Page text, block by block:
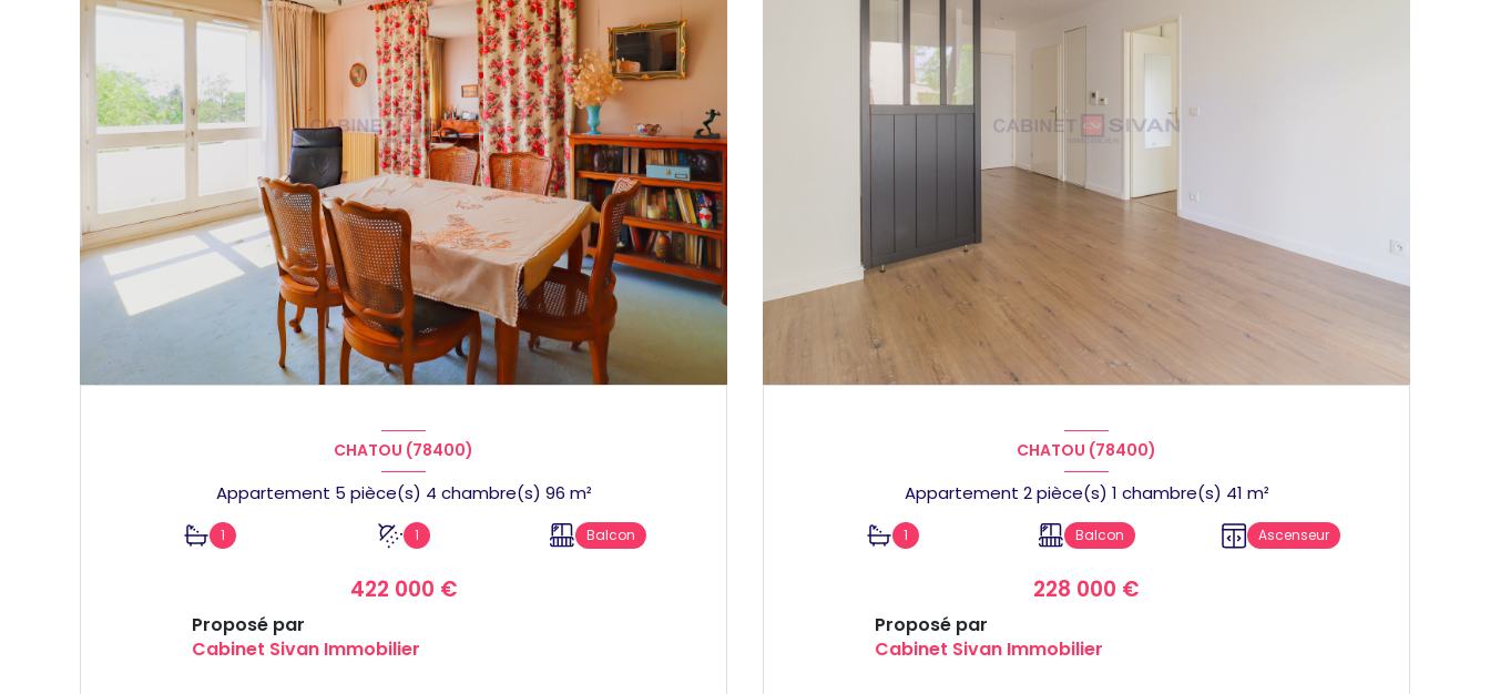
CHATOU (78400)
Appartement 5 pièce(s) 4 chambre(s) 96 m²
1 1 Balcon
422 000 €
Proposé par
Cabinet Sivan Immobilier
CHATOU (78400)
Appartement 2 pièce(s) 1 chambre(s) 41 m²
1 Balcon Ascenseur
228 000 €
Proposé par
Cabinet Sivan Immobilier